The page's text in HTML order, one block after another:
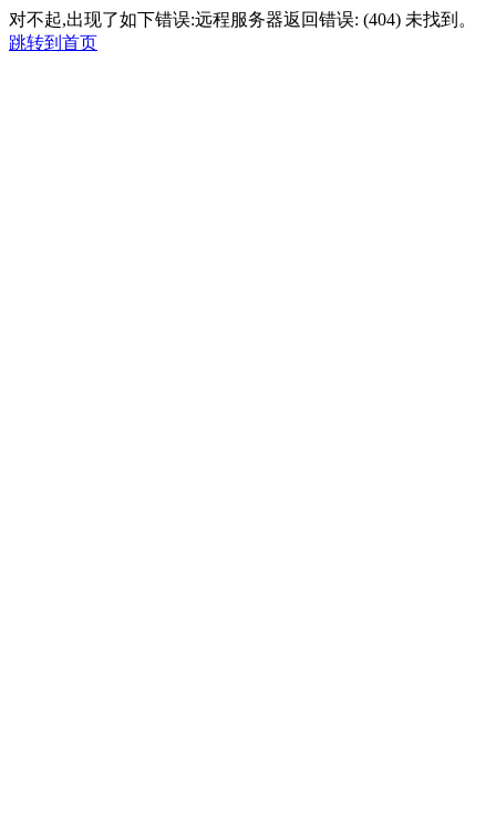
对不起,出现了如下错误:远程服务器返回错误: (404) 未找到。
跳转到首页